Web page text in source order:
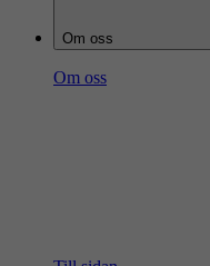
Om oss
Om oss